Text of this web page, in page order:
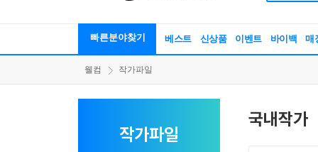
빠른분야찾기 베스트 신상품 이벤트 바이백 매
웰컴 작가파일
작가파일
국내작가